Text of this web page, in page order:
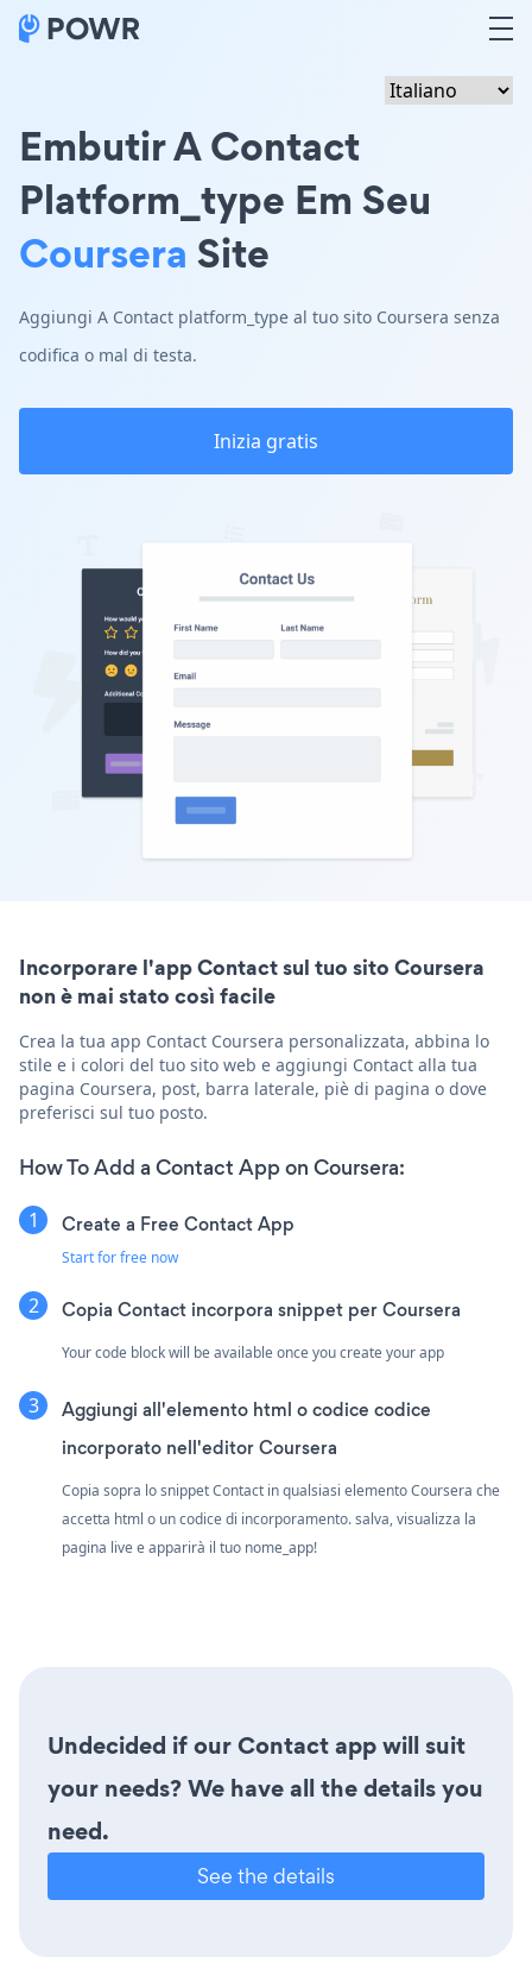
Embutir A Contact
Platform_type Em Seu
Coursera Site
Aggiungi A Contact platform_type al tuo sito Coursera senza
codifica o mal di testa.
Inizia gratis
Incorporare l'app Contact sul tuo sito Coursera
non è mai stato così facile
Crea la tua app Contact Coursera personalizzata, abbina lo
stile e i colori del tuo sito web e aggiungi Contact alla tua
pagina Coursera, post, barra laterale, piè di pagina o dove
preferisci sul tuo posto.
How To Add a Contact App on Coursera:
Create a Free Contact App
Start for free now
Copia Contact incorpora snippet per Coursera
Your code block will be available once you create your app
Aggiungi all'elemento html o codice codice
incorporato nell'editor Coursera
Copia sopra lo snippet Contact in qualsiasi elemento Coursera che
accetta html o un codice di incorporamento. salva, visualizza la
pagina live e apparirà il tuo nome_app!
Undecided if our Contact app will suit
your needs? We have all the details you
need.
See the details